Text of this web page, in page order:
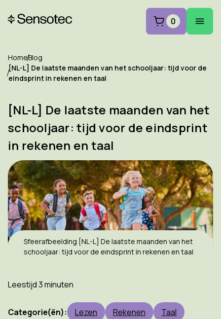
0
HomeBlog
[NL-L] De laatste maanden van het schooljaar: tijd voor de
eindsprint in rekenen en taal
[NL-L] De laatste maanden van het
schooljaar: tijd voor de eindsprint
in rekenen en taal
Sfeerafbeelding [NL-L] De laatste maanden van het
schooljaar: tijd voor de eindsprint in rekenen en taal
Leestijd 3 minuten
Categorie(ën): Lezen Rekenen Taal